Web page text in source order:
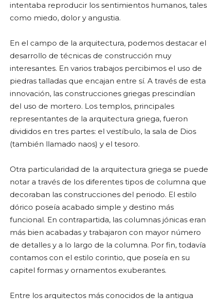
intentaba reproducir los sentimientos humanos, tales
como miedo, dolor y angustia.
En el campo de la arquitectura, podemos destacar el
desarrollo de técnicas de construcción muy
interesantes. En varios trabajos percibimos el uso de
piedras talladas que encajan entre sí. A través de esta
innovación, las construcciones griegas prescindían
del uso de mortero. Los templos, principales
representantes de la arquitectura griega, fueron
divididos en tres partes: el vestíbulo, la sala de Dios
(también llamado naos) y el tesoro.
Otra particularidad de la arquitectura griega se puede
notar a través de los diferentes tipos de columna que
decoraban las construcciones del periodo. El estilo
dórico poseía acabado simple y destino más
funcional. En contrapartida, las columnas jónicas eran
más bien acabadas y trabajaron con mayor número
de detalles y a lo largo de la columna. Por fin, todavía
contamos con el estilo corintio, que poseía en su
capitel formas y ornamentos exuberantes.
Entre los arquitectos más conocidos de la antigua